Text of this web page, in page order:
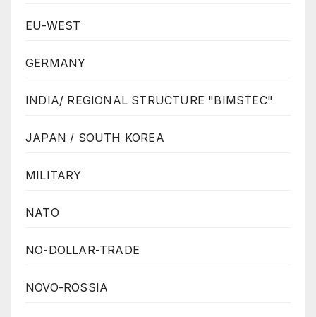
EU-WEST
GERMANY
INDIA/ REGIONAL STRUCTURE "BIMSTEC"
JAPAN / SOUTH KOREA
MILITARY
NATO
NO-DOLLAR-TRADE
NOVO-ROSSIA